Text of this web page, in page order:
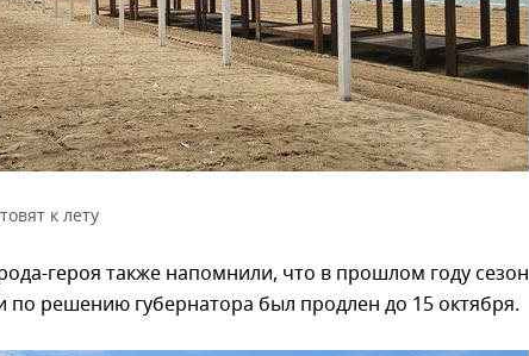
к лету
героя также напомнили, что в прошлом году сезон
по решению губернатора был продлен до 15 октября.